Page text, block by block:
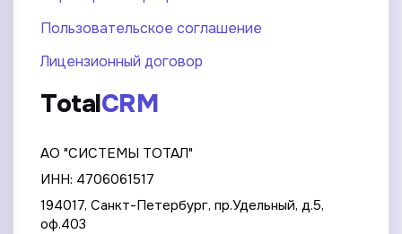
Пользовательское соглашение
Лицензионный договор
TotalCRM
АО "СИСТЕМЫ ТОТАЛ"
ИНН: 4706061517
194017, Санкт-Петербург, пр.Удельный, д.5,
оф.403